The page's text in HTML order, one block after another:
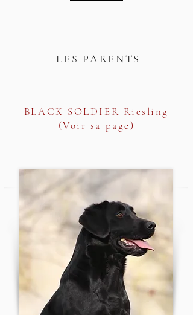
LES PARENTS
BLACK SOLDIER Riesling
(Voir sa page )